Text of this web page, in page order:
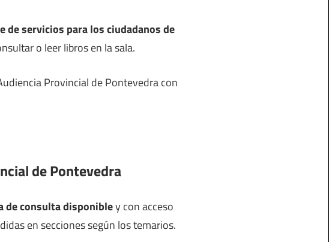
de servicios para los ciudadanos de
o leer libros en la sala.
Provincial de Pontevedra con
de Pontevedra
de consulta disponibley con acceso
en secciones según los temarios.